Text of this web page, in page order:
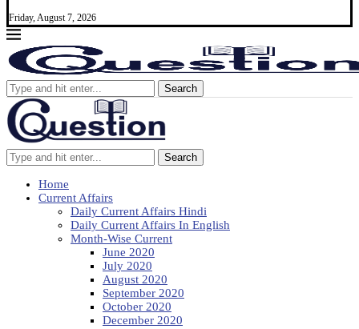
Friday, August 7, 2026
Search
Search
Home
Current Affairs
Daily Current Affairs Hindi
Daily Current Affairs In English
Month-Wise Current
June 2020
July 2020
August 2020
September 2020
October 2020
December 2020